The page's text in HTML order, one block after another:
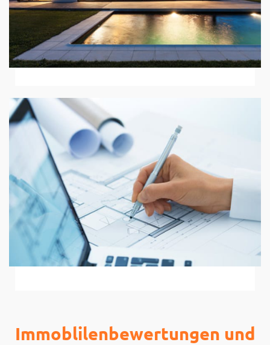
Immoblilenbewertungen und